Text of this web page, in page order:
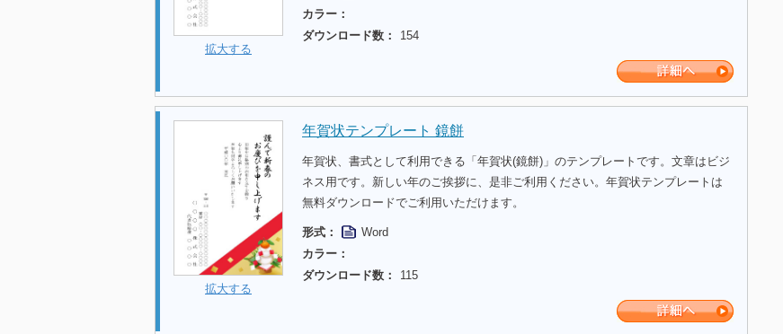
拡大する
カラー：
ダウンロード数：
154
拡大する
年賀状テンプレート 鏡餅
年賀状、書式として利用できる「年賀状(鏡餅)」のテンプレートです。文章はビジ
ネス用です。新しい年のご挨拶に、是非ご利用ください。年賀状テンプレートは
無料ダウンロードでご利用いただけます。
形式：
Word
カラー：
ダウンロード数：
115